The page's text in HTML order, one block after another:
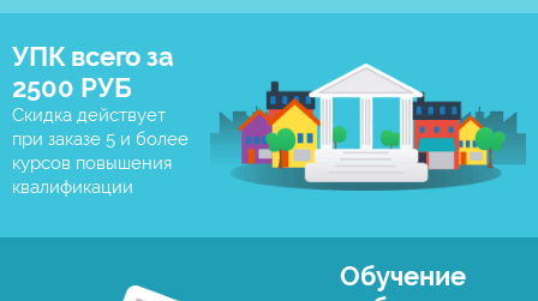
УПК всего за
2500 РУБ
Скидка действует
при заказе 5 и более
курсов повышения
квалификации
Обучение